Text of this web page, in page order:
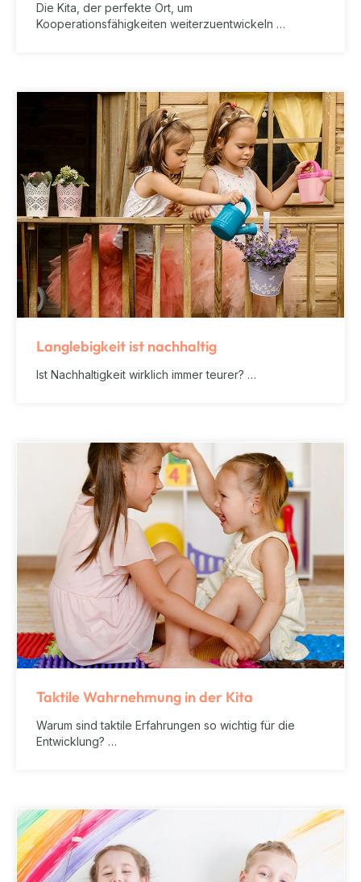
Die Kita, der perfekte Ort, um
Kooperationsfähigkeiten weiterzuentwickeln …
Langlebigkeit ist nachhaltig
Ist Nachhaltigkeit wirklich immer teurer? …
Taktile Wahrnehmung in der Kita
Warum sind taktile Erfahrungen so wichtig für die
Entwicklung? …